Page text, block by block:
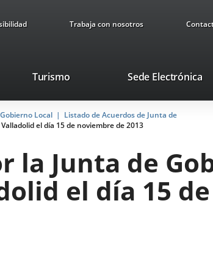
Trabaja con nosotros
TurismoThis
will
open
in
pop-
up
window.
Sede Electrónica
Local
Listado de Acuerdos de Junta de
el día 15 de noviembre de 2013
la Junta de
el día 15